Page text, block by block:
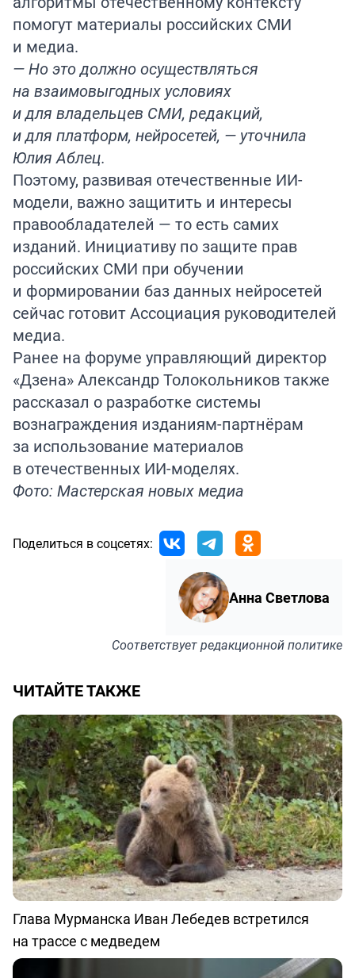
помогут материалы российских СМИ
и медиа.
— Но это должно осуществляться
на взаимовыгодных условиях
и для владельцев СМИ, редакций,
и для платформ, нейросетей, — уточнила
Юлия Аблец.
Поэтому, развивая отечественные ИИ-
модели, важно защитить и интересы
правообладателей — то есть самих
изданий. Инициативу по защите прав
российских СМИ при обучении
и формировании баз данных нейросетей
сейчас готовит Ассоциация руководителей
медиа.
Ранее на форуме управляющий директор
«Дзена» Александр Толокольников также
рассказал о разработке системы
вознаграждения изданиям-партнёрам
за использование материалов
в отечественных ИИ-моделях.
Фото: Мастерская новых медиа
Поделиться в соцсетях:
Анна Светлова
Соответствуетредакционной политике
ЧИТАЙТЕ ТАКЖЕ
Глава Мурманска Иван Лебедев встретился
на трассе с медведем